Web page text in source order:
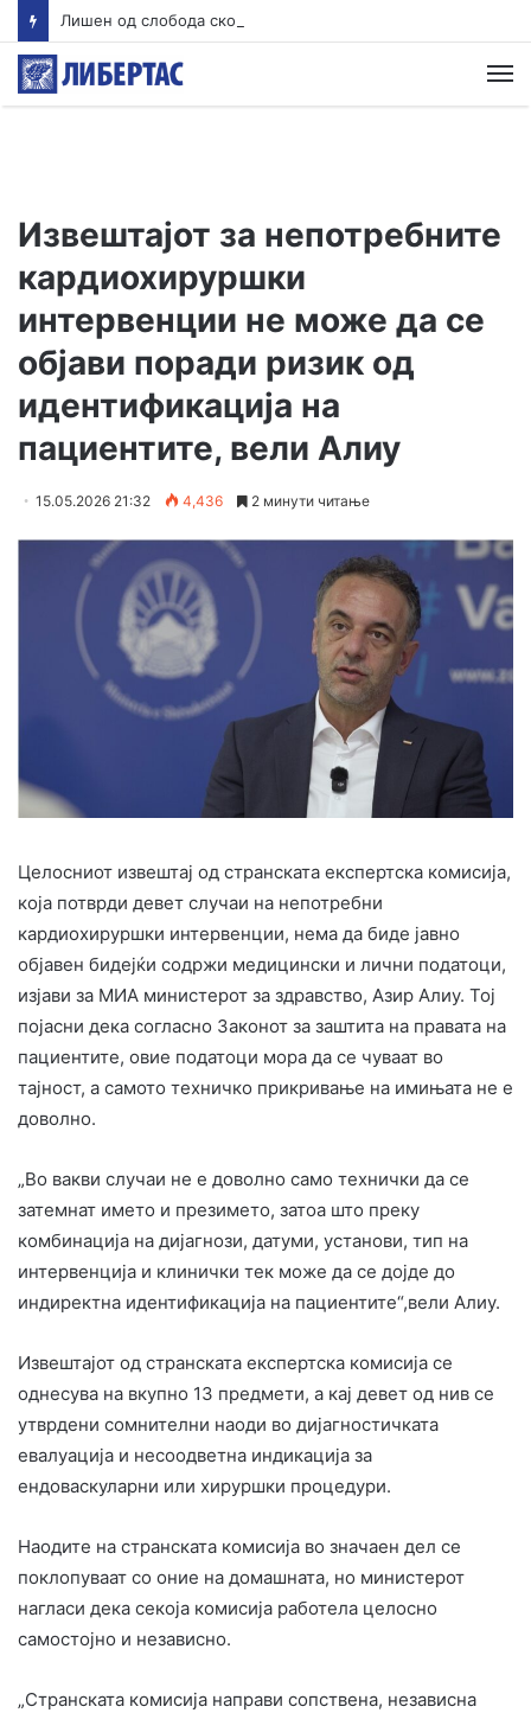
Извештајот за непотребните
кардиохируршки
интервенции не може да се
објави поради ризик од
идентификација на
пациентите, вели Алиу
15.05.2026 21:32 4,436 2 минути читање
Целосниот извештај од странската експертска комисија,
која потврди девет случаи на непотребни
кардиохируршки интервенции, нема да биде јавно
објавен бидејќи содржи медицински и лични податоци,
изјави за МИА министерот за здравство, Азир Алиу. Тој
појасни дека согласно Законот за заштита на правата на
пациентите, овие податоци мора да се чуваат во
тајност, а самото техничко прикривање на имињата не е
доволно.
„Во вакви случаи не е доволно само технички да се
затемнат името и презимето, затоа што преку
комбинација на дијагнози, датуми, установи, тип на
интервенција и клинички тек може да се дојде до
индиректна идентификација на пациентите“,вели Алиу.
Извештајот од странската експертска комисија се
однесува на вкупно 13 предмети, а кај девет од нив се
утврдени сомнителни наоди во дијагностичката
евалуација и несоодветна индикација за
ендоваскуларни или хируршки процедури.
Наодите на странската комисија во значаен дел се
поклопуваат со оние на домашната, но министерот
нагласи дека секоја комисија работела целосно
самостојно и независно.
„Странската комисија направи сопствена, независна